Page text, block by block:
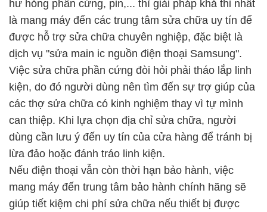
hư hỏng phần cứng, pin,... thì giải pháp khả thi nhất
là mang máy đến các trung tâm sửa chữa uy tín để
được hỗ trợ sửa chữa chuyên nghiệp, đặc biệt là
dịch vụ "sửa main ic nguồn điện thoại Samsung".
Việc sửa chữa phần cứng đòi hỏi phải tháo lắp linh
kiện, do đó người dùng nên tìm đến sự trợ giúp của
các thợ sửa chữa có kinh nghiệm thay vì tự mình
can thiệp. Khi lựa chọn địa chỉ sửa chữa, người
dùng cần lưu ý đến uy tín của cửa hàng để tránh bị
lừa đảo hoặc đánh tráo linh kiện.
Nếu điện thoại vẫn còn thời hạn bảo hành, việc
mang máy đến trung tâm bảo hành chính hãng sẽ
giúp tiết kiệm chi phí sửa chữa nếu thiết bị được